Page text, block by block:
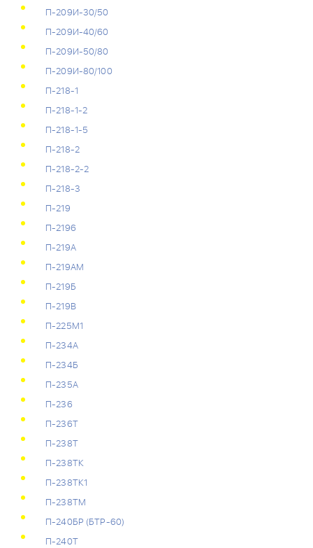
П-209И-30/50
П-209И-40/60
П-209И-50/80
П-209И-80/100
П-218-1
П-218-1-2
П-218-1-5
П-218-2
П-218-2-2
П-218-3
П-219
П-2196
П-219А
П-219АМ
П-219Б
П-219В
П-225М1
П-234А
П-234Б
П-235А
П-236
П-236Т
П-238Т
П-238ТК
П-238ТК1
П-238ТМ
П-240БР (БТР-60)
П-240Т